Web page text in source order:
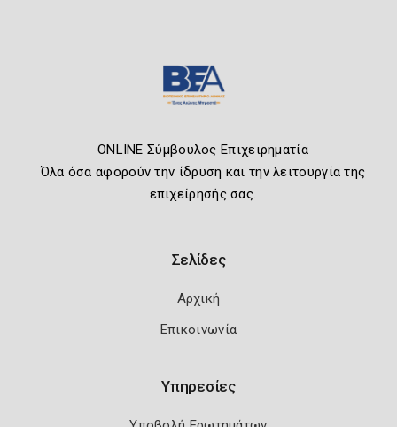
ONLINE Σύμβουλος Επιχειρηματία
Όλα όσα αφορούν την ίδρυση και την λειτουργία της
επιχείρησής σας.
Σελίδες
Αρχική
Επικοινωνία
Υπηρεσίες